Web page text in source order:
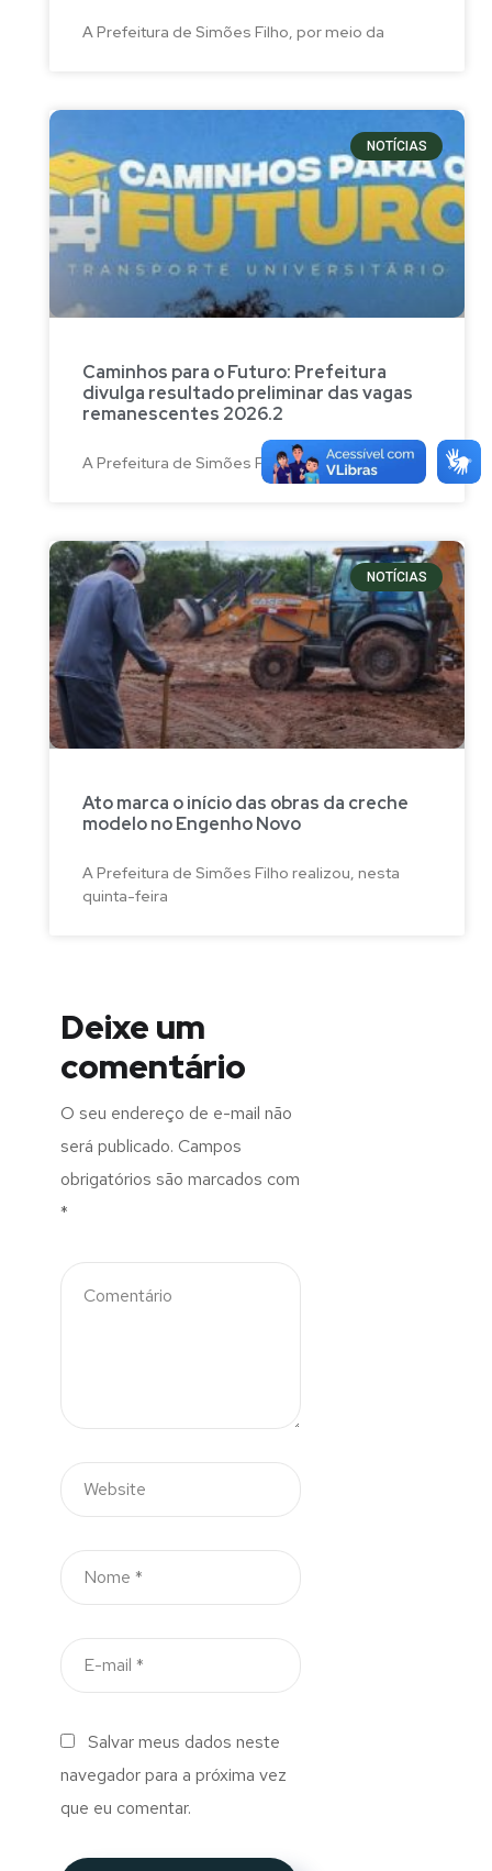
A Prefeitura de Simões Filho, por meio da
NOTÍCIAS
Caminhos para o Futuro: Prefeitura
divulga resultado preliminar das vagas
remanescentes 2026.2
A Prefeitura de Simões Filho, por meio da
NOTÍCIAS
Ato marca o início das obras da creche
modelo no Engenho Novo
A Prefeitura de Simões Filho realizou, nesta
quinta-feira
Deixe um
comentário
O seu endereço de e-mail não
será publicado. Campos
obrigatórios são marcados com
*
Salvar meus dados neste
navegador para a próxima vez
que eu comentar.